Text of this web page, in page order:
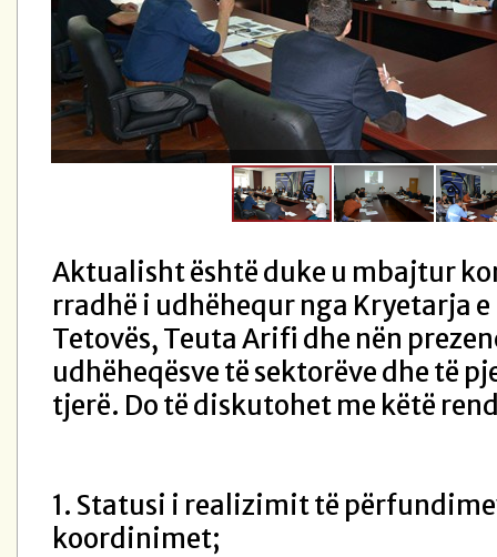
Aktualisht është duke u mbajtur
rradhë i udhëhequr nga Kryetarja e
Tetovës, Teuta Arifi dhe nën
udhëheqësve të sektorëve dhe të
tjerë. Do të diskutohet me këtë
1. Statusi i realizimit të
koordinimet;